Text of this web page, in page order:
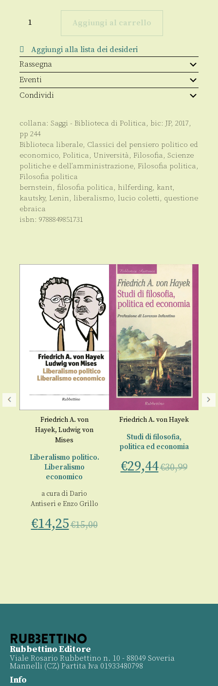
quantità
Aggiungi al carrello
Aggiungi alla lista dei desideri
Rassegna
Eventi
Condividi
collana: Saggi - Biblioteca di Politica, bic: JP, 2017,
pp 244
Biblioteca liberale, Classici del pensiero politico ed
economico, Politica, Università, Filosofia, Scienze
politiche e dell’amministrazione, Filosofia politica,
Filosofia politica
bernstein, filosofia politica, hilferding, kant,
kautsky, Lenin, liberalismo, lucio coletti, questione
ebraica
isbn: 9788849851731
Friedrich A. von
Hayek, Ludwig von
Mises
Liberalismo politico.
Liberalismo
economico
a cura di Dario
Antiseri e Enzo Grillo
€14,25€15,00
Friedrich A. von Hayek
Studi di filosofia,
politica ed economia
€29,44€30,99
Rubbettino Editore
Viale Rosario Rubbettino n. 10 - 88049 Soveria
Mannelli (CZ) Partita Iva 01933480798
Info